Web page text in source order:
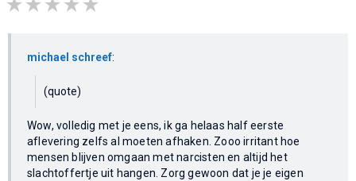
michael schreef:
(quote)
Wow, volledig met je eens, ik ga helaas half eerste
aflevering zelfs al moeten afhaken. Zooo irritant hoe
mensen blijven omgaan met narcisten en altijd het
slachtoffertje uit hangen. Zorg gewoon dat je je eigen